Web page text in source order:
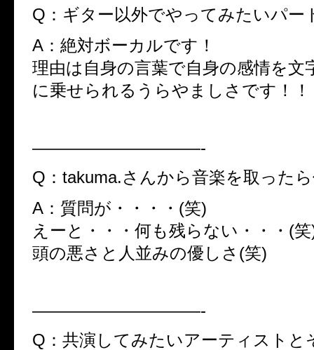
Q：ギター以外でやってみたいパー
A：絶対ボーカルです！
理由は自身の言葉で自身の感情を文
に乗せられるうらやましさです！！
——————————-
Q：takuma.さんから音楽を取った
A：質問が・・・・(笑)
えーと・・・何も残らない・・・(
頭の悪さと人並みの優しさ(笑)
——————————-
Q：共演してみたいアーティストと